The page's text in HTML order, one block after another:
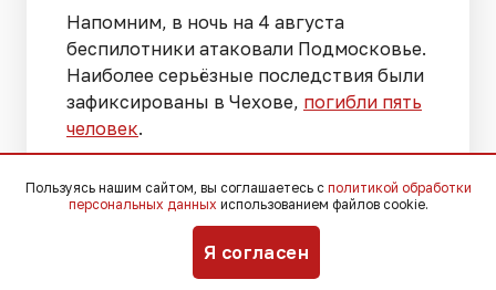
Напомним, в ночь на 4 августа
беспилотники атаковали Подмосковье.
Наиболее серьёзные последствия были
зафиксированы в Чехове, погибли пять
человек.
Пользуясь нашим сайтом, вы соглашаетесь с политикой обработки
персональных данных использованием файлов cookie.
Я согласен